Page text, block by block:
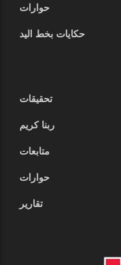
حوارات
حكايات بخط اليد
تحقيقات
ربنا كريم
متابعات
حوارات
تقارير